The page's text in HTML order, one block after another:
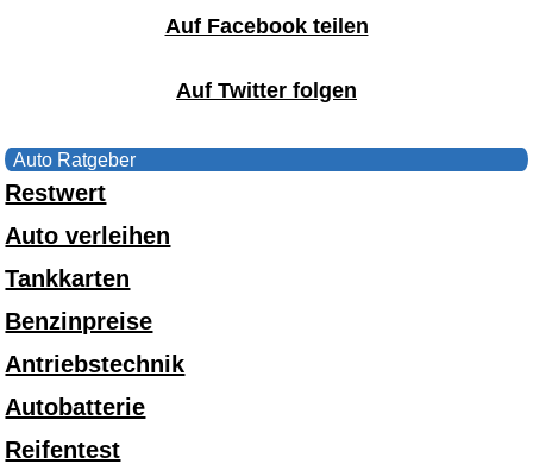
Auf Facebook teilen
Auf Twitter folgen
Auto Ratgeber
Restwert
Auto verleihen
Tankkarten
Benzinpreise
Antriebstechnik
Autobatterie
Reifentest